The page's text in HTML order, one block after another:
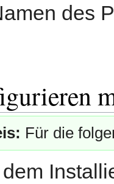
des
Für die